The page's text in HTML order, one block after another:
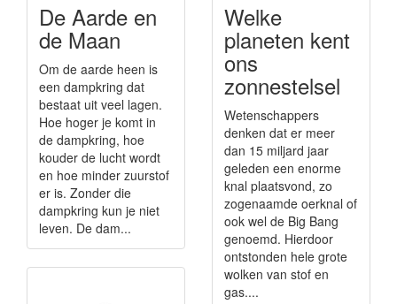
De Aarde en
de Maan
Om de aarde heen is
een dampkring dat
bestaat uit veel lagen.
Hoe hoger je komt in
de dampkring, hoe
kouder de lucht wordt
en hoe minder zuurstof
er is. Zonder die
dampkring kun je niet
leven. De dam...
Welke
planeten kent
ons
zonnestelsel
Wetenschappers
denken dat er meer
dan 15 miljard jaar
geleden een enorme
knal plaatsvond, zo
zogenaamde oerknal of
ook wel de Big Bang
genoemd. Hierdoor
ontstonden hele grote
wolken van stof en
gas....